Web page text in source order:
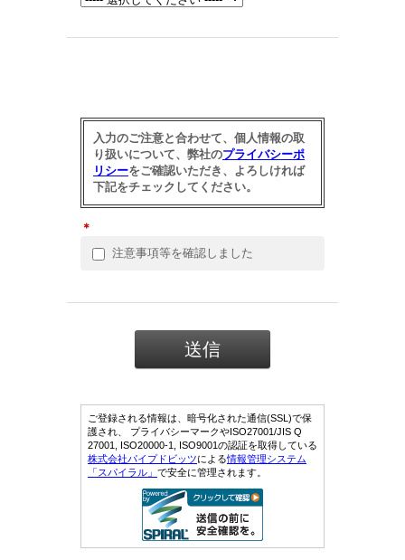
入力のご注意と合わせて、個人情報の取
り扱いについて、弊社のプライバシーポ
リシーをご確認いただき、よろしければ
下記をチェックしてください。
＊
注意事項等を確認しました
ご登録される情報は、暗号化された通信(SSL)で保
護され、 プライバシーマークやISO27001/JIS Q
27001, ISO20000-1, ISO9001の認証を取得している
株式会社パイプドビッツによる情報管理システム
「スパイラル」 で安全に管理されます。